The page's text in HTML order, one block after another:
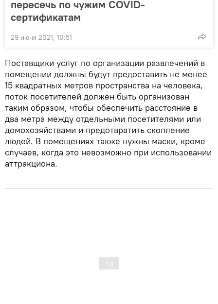
пересечь по чужим COVID-
сертификатам
29 июня 2021, 10:51
Поставщики услуг по организации развлечений в
помещении должны будут предоставить не менее
15 квадратных метров пространства на человека,
поток посетителей должен быть организован
таким образом, чтобы обеспечить расстояние в
два метра между отдельными посетителями или
домохозяйствами и предотвратить скопление
людей. В помещениях также нужны маски, кроме
случаев, когда это невозможно при использовании
аттракциона.